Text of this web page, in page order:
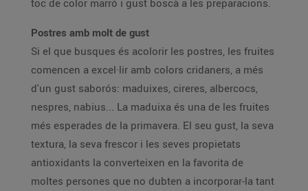
toc de color marró i gust boscà a les preparacions.
Postres amb molt de gust
Si el que busques és acolorir les postres, les fruites
comencen a excel·lir amb colors cridaners, a més
d'un gust saborós: maduixes, cireres, albercocs,
nespres, nabius... La maduixa és una de les fruites
més esperades de la primavera. El seu gust, la seva
textura, la seva frescor i les seves propietats
antioxidants la converteixen en la favorita de
moltes persones que no dubten a incorporar-la tant